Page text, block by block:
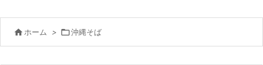


 ホーム > 沖縄そば